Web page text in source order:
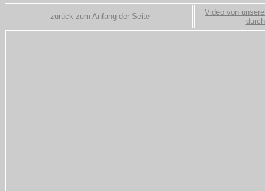
zurück zum Anfang der Seite
Video von